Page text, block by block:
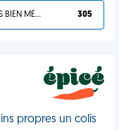
TU L'AS BIEN MÉRITÉ 305
propres un colis